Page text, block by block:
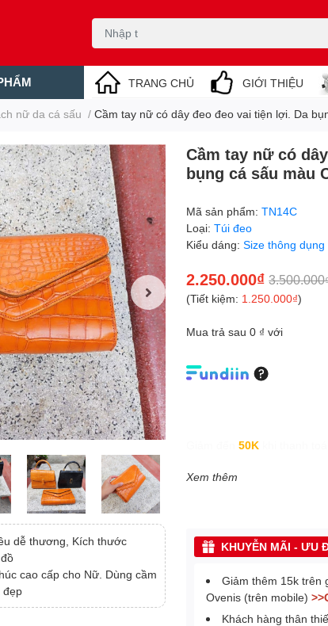
TRANG CHỦ GIỚI THIỆU
nữ da cá sấu / Cầm tay nữ có dây đeo đeo vai tiện lợi. Da
dễ thương, Kích thước
cao cấp cho Nữ. Dùng cầm
đẹp
Cầm tay nữ có
bụng cá sấu màu
Mã sản phẩm:TN14C
Loại:Túi đeo
Kiểu dáng:Size thông dụng
2.250.000₫
(Tiết kiệm: 1.250.000₫)
Mua trả sau 0 ₫ với
50K
Xem thêm
KHUYỄN MÃI - ƯU
Giảm thêm 15k trên
Ovenis (trên mobile)
Khách hàng thân